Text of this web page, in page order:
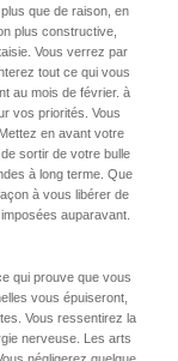
que de raison, en
plus constructive,
Vous verrez par
tout ce qui vous
au mois de février. à
vos priorités. Vous
en avant votre
sortir de votre bulle
à long terme. Que
à vous libérer de
auparavant.
qui prouve que vous
vous épuiseront,
Vous ressentirez la
nerveuse. Les arts